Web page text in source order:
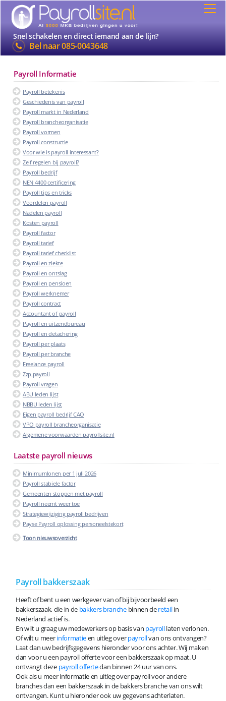
Snel schakelen en direct iemand aan de lijn?
Bel naar085-0043648
Payroll Informatie
Payroll betekenis
Geschiedenis van payroll
Payroll markt in Nederland
Payroll brancheorganisatie
Payroll vormen
Payroll constructie
Voor wie is payroll interessant?
Zelf regelen bij payroll?
Payroll bedrijf
NEN 4400 certificering
Payroll tips en tricks
Voordelen payroll
Nadelen payroll
Kosten payroll
Payroll factor
Payroll tarief
Payroll tarief checklist
Payroll en ziekte
Payroll en ontslag
Payroll en pensioen
Payroll werknemer
Payroll contract
Accountant of payroll
Payroll en uitzendbureau
Payroll en detachering
Payroll per plaats
Payroll per branche
Freelance payroll
Zzp payroll
Payroll vragen
ABU leden lijst
NBBU leden lijst
Eigen payroll bedrijf CAO
VPO payroll brancheorganisatie
Algemene voorwaarden payrollsite.nl
Laatste payroll nieuws
Minimumlonen per 1 juli 2026
Payroll stabiele factor
Gemeenten stoppen met payroll
Payroll neemt weer toe
Strategiewijziging payroll bedrijven
Payse Payroll oplossing personeelstekort
Toon nieuwsoverzicht
Payroll bakkerszaak
Heeft of bent u een werkgever van of bij bijvoorbeeld een
bakkerszaak, die in de bakkers branchebinnen deretailin
Nederland actief is.
En wilt u graag uw medewerkers op basis van payrolllaten verlonen.
Of wilt u meerinformatieen uitleg overpayrollvan ons ontvangen?
Laat dan uw bedrijfsgegevens hieronder voor ons achter. Wij maken
dan voor u een payroll offerte voor een bakkerszaak op maat. U
ontvangt deze payroll offertedan binnen 24 uur van ons.
Ook als u meer informatie en uitleg over payroll voor andere
branches dan een bakkerszaak in de bakkers branche van ons wilt
ontvangen. Kunt u hieronder ook uw gegevens achterlaten.